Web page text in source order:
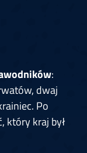
:
dwaj
Po
który kraj był